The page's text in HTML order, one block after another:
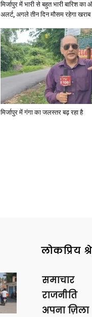
Hindi
मिर्जापुर में भारी से बहुत भारी बारिश
अलर्ट, अगले तीन दिन मौसम रहेगा खराब
मिर्जापुर में गंगा का जलस्तर बढ़ रहा है
लोकप्रिय
समाचार
राजनीति
अपना ज़िला